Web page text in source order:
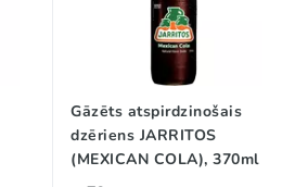
Gāzēts atspirdzinošais
dzēriens JARRITOS
(MEXICAN COLA), 370ml